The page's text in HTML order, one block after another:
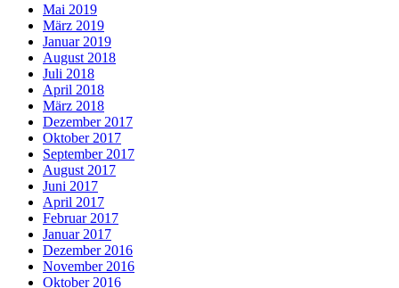
Mai 2019
März 2019
Januar 2019
August 2018
Juli 2018
April 2018
März 2018
Dezember 2017
Oktober 2017
September 2017
August 2017
Juni 2017
April 2017
Februar 2017
Januar 2017
Dezember 2016
November 2016
Oktober 2016